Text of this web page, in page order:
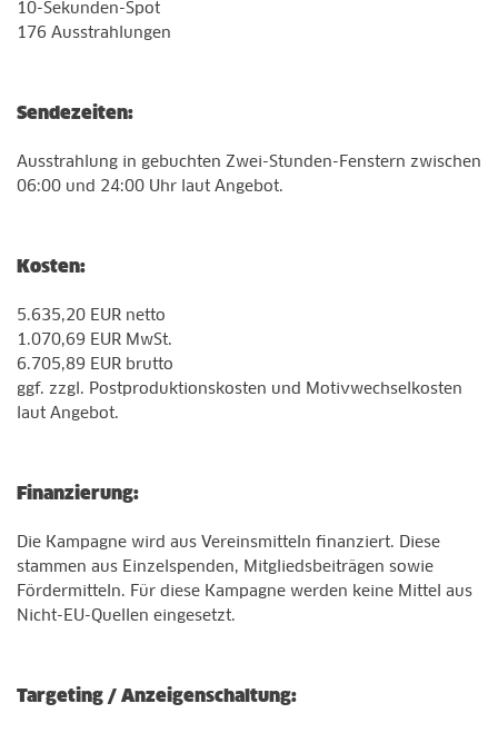
10-Sekunden-Spot
176 Ausstrahlungen
Sendezeiten:
Ausstrahlung in gebuchten Zwei-Stunden-Fenstern zwischen
06:00 und 24:00 Uhr laut Angebot.
Kosten:
5.635,20 EUR netto
1.070,69 EUR MwSt.
6.705,89 EUR brutto
ggf. zzgl. Postproduktionskosten und Motivwechselkosten
laut Angebot.
Finanzierung:
Die Kampagne wird aus Vereinsmitteln finanziert. Diese
stammen aus Einzelspenden, Mitgliedsbeiträgen sowie
Fördermitteln. Für diese Kampagne werden keine Mittel aus
Nicht-EU-Quellen eingesetzt.
Targeting / Anzeigenschaltung: